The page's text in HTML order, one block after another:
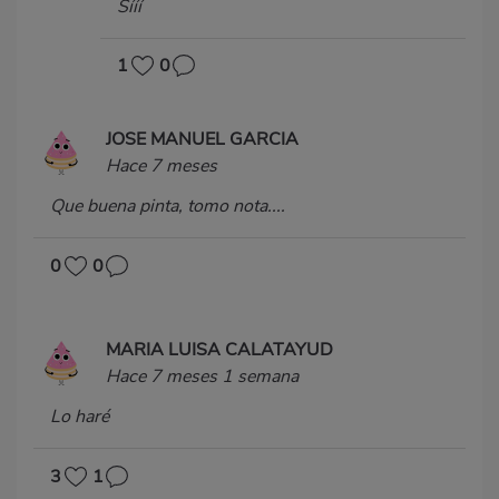
Sííí
1 0
JOSE MANUEL GARCIA
Hace 7 meses
Que buena pinta, tomo nota....
0 0
MARIA LUISA CALATAYUD
Hace 7 meses 1 semana
Lo haré
3 1